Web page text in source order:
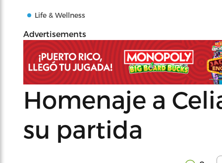
Life & Wellness
Advertisements
Homenaje a
su partida